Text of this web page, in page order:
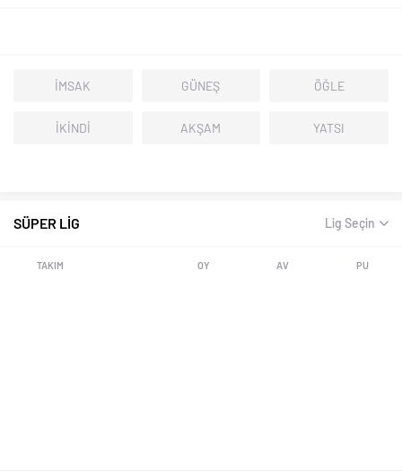
İMSAK GÜNEŞ ÖĞLE
İKİNDİ AKŞAM YATSI
Lig Seçin
SÜPER LİG
TAKIM OY AV PU